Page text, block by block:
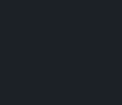
ni